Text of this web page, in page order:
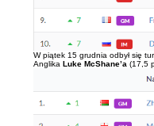
W piątek 15 grudnia odbył się
Anglika Luke McShane’a (17,5